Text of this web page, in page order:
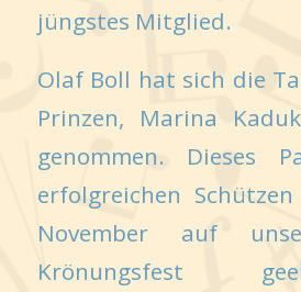
jüngstes Mitglied.
Olaf Boll hat sich die
Prinzen, Marina
genommen. Dieses
erfolgreichen
November auf
Krönungsfest